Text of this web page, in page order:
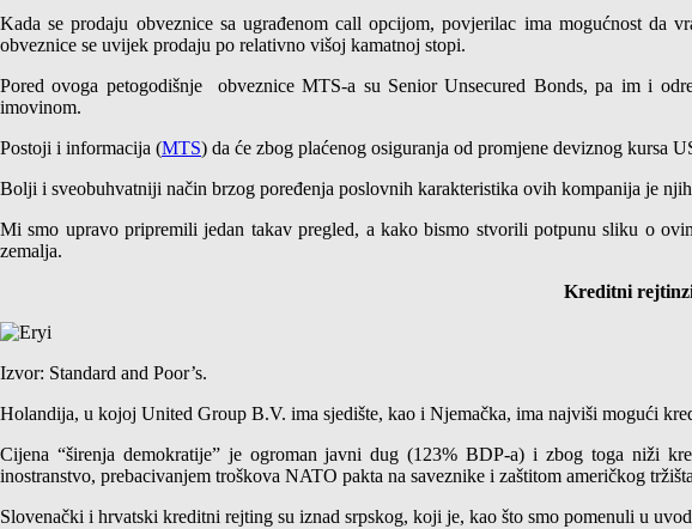
Kada se prodaju obveznice sa ugrađenom call opcijom, povjerilac ima mogućnost
obveznice se uvijek prodaju po relativno višoj kamatnoj stopi.
Pored ovoga petogodišnje obveznice MTS-a su Senior Unsecured Bonds, pa im i
imovinom.
Postoji i informacija (MTS) da će zbog plaćenog osiguranja od promjene deviznog kursa
Bolji i sveobuhvatniji način brzog poređenja poslovnih karakteristika ovih kompanija je
Mi smo upravo pripremili jedan takav pregled, a kako bismo stvorili potpunu sliku o
zemalja.
Kreditni
Izvor: Standard and Poor’s.
Holandija, u kojoj United Group B.V. ima sjedište, kao i Njemačka, ima najviši mogući
Cijena “širenja demokratije” je ogroman javni dug (123% BDP-a) i zbog toga niži
inostranstvo, prebacivanjem troškova NATO pakta na saveznike i zaštitom američkog
Slovenački i hrvatski kreditni rejting su iznad srpskog, koji je, kao što smo pomenuli u